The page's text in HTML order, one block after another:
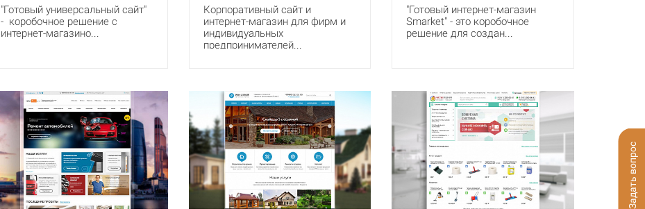
"Готовый универсальный сайт"
- коробочное решение с
интернет-магазино...
Корпоративный сайт и
интернет-магазин для фирм и
индивидуальных
предпринимателей...
"Готовый интернет-магазин
Smarket" - это коробочное
решение для создан...
Задать вопрос